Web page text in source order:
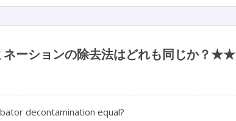
ネーションの除去法はどれも同じか？★★
decontamination equal?